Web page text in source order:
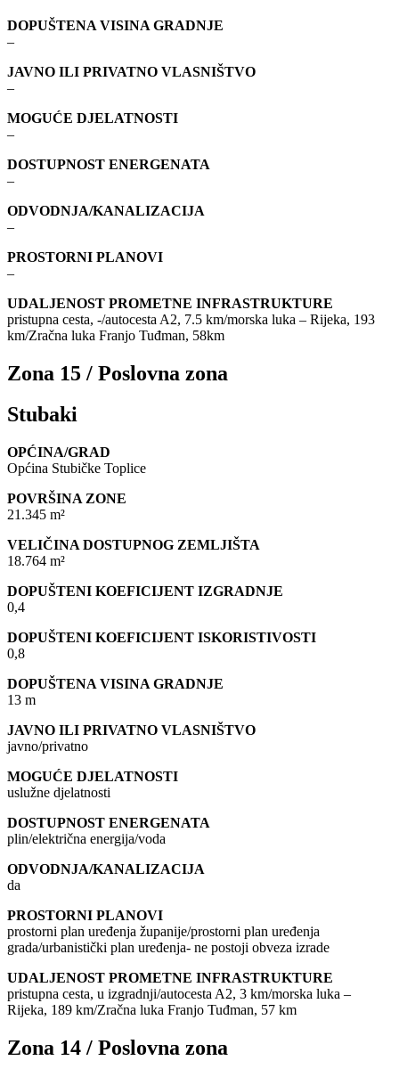
DOPUŠTENA VISINA GRADNJE
–
JAVNO ILI PRIVATNO VLASNIŠTVO
–
MOGUĆE DJELATNOSTI
–
DOSTUPNOST ENERGENATA
–
ODVODNJA/KANALIZACIJA
–
PROSTORNI PLANOVI
–
UDALJENOST PROMETNE INFRASTRUKTURE
pristupna cesta, -/autocesta A2, 7.5 km/morska luka – Rijeka, 193
km/Zračna luka Franjo Tuđman, 58km
Zona 15 / Poslovna zona
Stubaki
OPĆINA/GRAD
Općina Stubičke Toplice
POVRŠINA ZONE
21.345 m²
VELIČINA DOSTUPNOG ZEMLJIŠTA
18.764 m²
DOPUŠTENI KOEFICIJENT IZGRADNJE
0,4
DOPUŠTENI KOEFICIJENT ISKORISTIVOSTI
0,8
DOPUŠTENA VISINA GRADNJE
13 m
JAVNO ILI PRIVATNO VLASNIŠTVO
javno/privatno
MOGUĆE DJELATNOSTI
uslužne djelatnosti
DOSTUPNOST ENERGENATA
plin/električna energija/voda
ODVODNJA/KANALIZACIJA
da
PROSTORNI PLANOVI
prostorni plan uređenja županije/prostorni plan uređenja
grada/urbanistički plan uređenja- ne postoji obveza izrade
UDALJENOST PROMETNE INFRASTRUKTURE
pristupna cesta, u izgradnji/autocesta A2, 3 km/morska luka –
Rijeka, 189 km/Zračna luka Franjo Tuđman, 57 km
Zona 14 / Poslovna zona